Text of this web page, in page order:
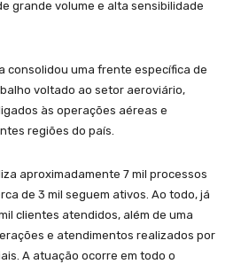
grande volume e alta sensibilidade
consolidou uma frente específica de
voltado ao setor aeroviário,
às operações aéreas e
regiões do país.
aproximadamente 7 mil processos
de 3 mil seguem ativos. Ao todo, já
clientes atendidos, além de uma
e atendimentos realizados por
A atuação ocorre em todo o